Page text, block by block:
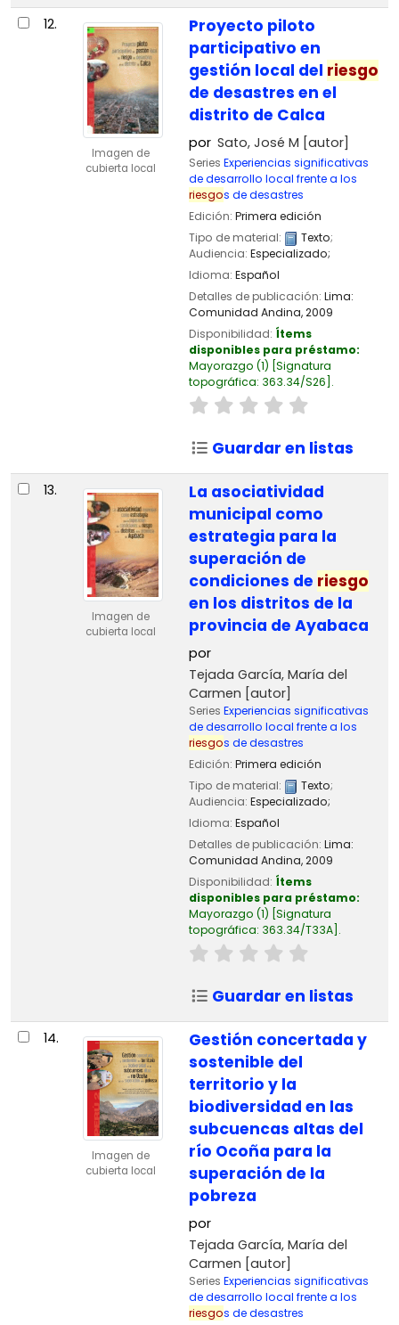
12.
Imagen de
cubierta local
Proyecto piloto
participativo en
gestión local del riesgo
de desastres en el
distrito de Calca
por Sato, José M [autor]
Series Experiencias significativas
de desarrollo local frente a los
riesgos de desastres
Edición: Primera edición
Tipo de material:
Texto;
Audiencia: Especializado;
Idioma: Español
Detalles de publicación: Lima:
Comunidad Andina,2009
Disponibilidad: Ítems
disponibles para préstamo:
Mayorazgo (1) Signatura
topográfica: 363.34/S26 .
Guardar en listas
13.
Imagen de
cubierta local
La asociatividad
municipal como
estrategia para la
superación de
condiciones de riesgo
en los distritos de la
provincia de Ayabaca
por
Tejada García, María del
Carmen [autor]
Series Experiencias significativas
de desarrollo local frente a los
riesgos de desastres
Edición: Primera edición
Tipo de material:
Texto;
Audiencia: Especializado;
Idioma: Español
Detalles de publicación: Lima:
Comunidad Andina,2009
Disponibilidad: Ítems
disponibles para préstamo:
Mayorazgo (1) Signatura
topográfica: 363.34/T33A .
Guardar en listas
14.
Imagen de
cubierta local
Gestión concertada y
sostenible del
territorio y la
biodiversidad en las
subcuencas altas del
río Ocoña para la
superación de la
pobreza
por
Tejada García, María del
Carmen [autor]
Series Experiencias significativas
de desarrollo local frente a los
riesgos de desastres